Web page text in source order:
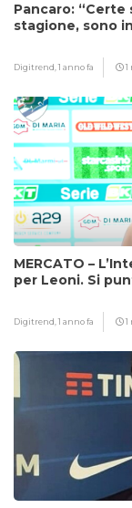
Pancaro:
stagione, sono
Digitrend,1 anno fa 1
MERCATO –
per Leoni. Si
Digitrend,1 anno fa 1